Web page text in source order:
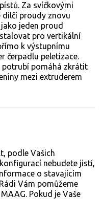
Za svíčkovými
dílčí proudy znovu
jeden proud
pro vertikální
k výstupnímu
čerpadlu peletizace.
potrubí pomáhá zkrátit
mezi extruderem
podle Vašich
nebudete jistí,
o stavajícím
Vám pomůžeme
Pokud je Vaše